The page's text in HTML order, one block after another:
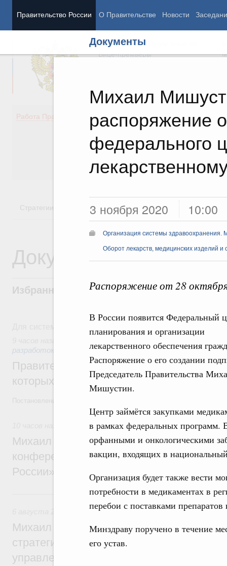
Правительство России О Правительстве Новости
Документы
Михаил
распоряжение
федерального
3 ноября 2020 10:00
Организация системы здравоохранения.
Оборот лекарств, медицинских изделий и
Распоряжение от 28
В России появится Федеральный
планирования и организации
лекарственного обеспечения
Распоряжение о его создании
Председатель Правительства
Мишустин.
Центр займётся закупками
в рамках федеральных программ.
орфанными и онкологическими
вакцин, входящих в
Организация будет также вести
потребности в медикаментах в
перебои с поставками
Минздраву поручено в течение
его устав.
Председатель Правительства
Вице-премьеры
Работа Правительства
Демография
Здоровье
Культура
Государство
Стратегии Государственные программы
Документы
Избранные документы со справками к
Для системного поиска перейдите в раздел "Поиск по
разработок
Правительство расширило перечень
которых освобождаются от НДФЛ
Отрасль информационных технологий
Михаил Мишустин дал поручения по
конференции «Цифровая индустрия
России»
6 августа, четверг
Технологическое развитие. Инновации
Михаил Мишустин дал поручения по
стратегической сессии о
управления научно-технологическим